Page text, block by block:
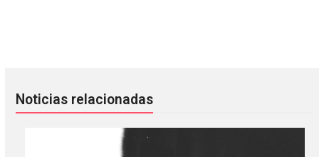
Noticias relacionadas